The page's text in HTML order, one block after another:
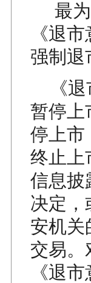
最为
《退
强制退
《退
暂停上
停上市
终止上
信息披
决定，
安机关
交易。
《退